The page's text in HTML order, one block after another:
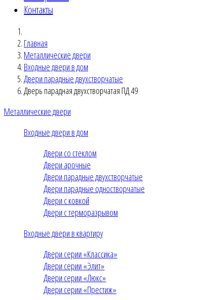
Контакты
Главная
Металлические двери
Входные двери в дом
Двери парадные двухстворчатые
Дверь парадная двухстворчатая ПД 49
Металлические двери
Входные двери в дом
Двери со стеклом
Двери арочные
Двери парадные двухстворчатые
Двери парадные одностворчатые
Двери с ковкой
Двери с терморазрывом
Входные двери в квартиру
Двери серии «Классика»
Двери серии «Элит»
Двери серии «Люкс»
Двери серии «Престиж»